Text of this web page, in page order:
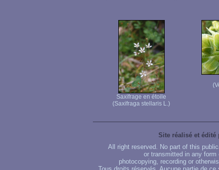
Saxifrage en étoile
(Saxifraga stellaris L.)
Site réalisé et édité
All right reserved. No part of this
or transmitted in any
photocopying, recording or